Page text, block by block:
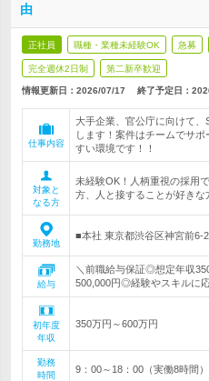
由
正社員 職種・業種未経験OK 急募
完全週休2日制 第二新卒歓迎
情報更新日：2026/07/17 終了予定日：
仕事内容
大手企業、官公庁に向けて
します！案件はチームでサ
すい環境です！！
対象と
なる方
未経験OK！人柄重視の採用
方、人と接することが好きな
勤務地
■本社 東京都渋谷区神宮前
給与
＼前職給与保証◎想定年収
500,000円◎経験やスキルに
初年度
年収
350万円～600万円
勤務
時間
9：00～18：00（実働8時間）